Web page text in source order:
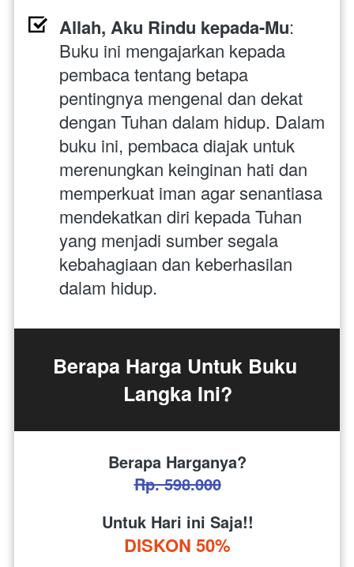
Allah, Aku Rindu kepada-Mu:
Buku ini mengajarkan kepada
pembaca tentang betapa
pentingnya mengenal dan dekat
dengan Tuhan dalam hidup. Dalam
buku ini, pembaca diajak untuk
merenungkan keinginan hati dan
memperkuat iman agar senantiasa
mendekatkan diri kepada Tuhan
yang menjadi sumber segala
kebahagiaan dan keberhasilan
dalam hidup.
Berapa Harga Untuk Buku
Langka Ini?
Berapa Harganya?
Rp. 598.000
Untuk Hari ini Saja!!
DISKON 50%